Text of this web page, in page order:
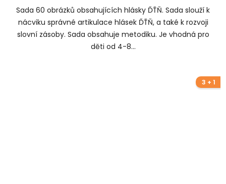
Sada 60 obrázků obsahujících hlásky ĎŤŇ. Sada slouží k
nácviku správné artikulace hlásek ĎŤŇ, a také k rozvoji
slovní zásoby. Sada obsahuje metodiku. Je vhodná pro
děti od 4-8...
3 + 1